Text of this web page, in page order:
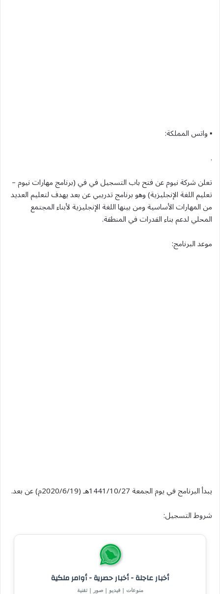
▪︎ واتس المملكة:
.
تعلن شركة نيوم عن فتح باب التسجيل في في (برنامج مهارات نيوم –
تعليم اللغة الإنجليزية) وهو برنامج تدريبي عن بعد يهدف لتعليم العديد
من المهارات الأساسية ومن بينها اللغة الإنجليزية لأبناء المجتمع
المحلي لدعم بناء القدرات في المنطقة.
موعد البرنامج:
يبدأ البرنامج في يوم الجمعة 1441/10/27هـ (2020/6/19م) عن بعد.
شروط التسجيل:
أخبار عاجلة - أخبار حصرية - أوامر ملكية
منوعات | فيديو | صور | تقنية